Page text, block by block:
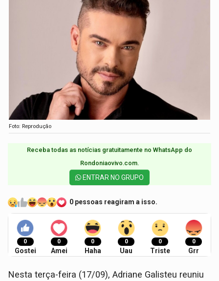
Foto: Reprodução
Receba todas as notícias gratuitamente no WhatsApp do
Rondoniaovivo.com.​
ENTRAR NO GRUPO
0 pessoas reagiram a isso.
0
Gostei
0
Amei
0
Haha
0
Uau
0
Triste
0
Grr
Nesta terça-feira (17/09), Adriane Galisteu reuniu